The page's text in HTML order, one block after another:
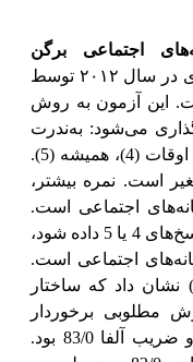
اجتماعی برگن
این پرسشنامه 6 ماده‌ای در سال ۲۰۱۲ توسط
این آزمون به روش
نمره‌گذاری می‌شود: به‌ندرت
(1)، گاهی اوقات (2)، اغلب (3)، بیشتر اوقات (4)، همیشه (5).
این مقیاس بین 6 تا 30 متغیر است. نمره بیشتر،
اجتماعی است.
اگر در این آزمودن حداقل به 4 گویه پاسخ‌های 4 یا 5 داده شود،
اجتماعی است.
یافته‌های اندرسون و همکاران (2012) نشان داد که ساختار
مطلوبی برخوردار
) و ضریب آلفا 83/0 بود.